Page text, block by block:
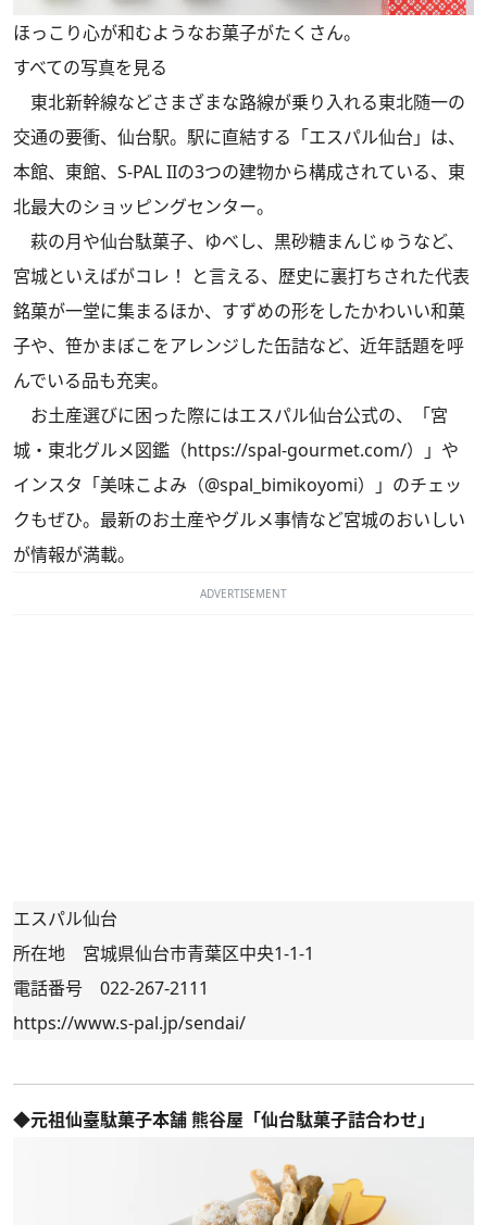
ほっこり心が和むようなお菓子がたくさん。
すべての写真を見る
東北新幹線などさまざまな路線が乗り入れる東北随一の
交通の要衝、仙台駅。駅に直結する「エスパル仙台」は、
本館、東館、S-PAL IIの3つの建物から構成されている、東
北最大のショッピングセンター。
萩の月や仙台駄菓子、ゆべし、黒砂糖まんじゅうなど、
宮城といえばがコレ！ と言える、歴史に裏打ちされた代表
銘菓が一堂に集まるほか、すずめの形をしたかわいい和菓
子や、笹かまぼこをアレンジした缶詰など、近年話題を呼
んでいる品も充実。
お土産選びに困った際にはエスパル仙台公式の、「宮
城・東北グルメ図鑑（https://spal-gourmet.com/）」や
インスタ「美味こよみ（@spal_bimikoyomi）」のチェッ
クもぜひ。最新のお土産やグルメ事情など宮城のおいしい
が情報が満載。
ADVERTISEMENT
エスパル仙台
所在地 宮城県仙台市青葉区中央1-1-1
電話番号 022-267-2111
https://www.s-pal.jp/sendai/
◆元祖仙臺駄菓子本舗 熊谷屋「仙台駄菓子詰合わせ」